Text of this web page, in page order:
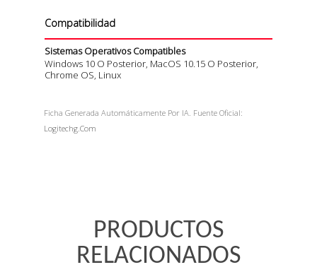
Compatibilidad
Sistemas Operativos Compatibles
Windows 10 O Posterior, MacOS 10.15 O Posterior,
Chrome OS, Linux
Ficha Generada Automáticamente Por IA. Fuente Oficial:
Logitechg.com
PRODUCTOS
RELACIONADOS